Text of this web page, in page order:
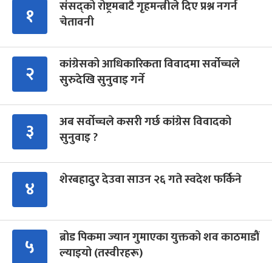
१
संसद्को रोष्ट्रमबाटै गृहमन्त्रीले दिए प्रश्न नगर्न
चेतावनी
२
कांग्रेसको आधिकारिकता विवादमा सर्वोच्चले
सुरुदेखि सुनुवाइ गर्ने
३
अब सर्वोच्चले कसरी गर्छ कांग्रेस विवादको
सुनुवाइ ?
४ शेरबहादुर देउवा साउन २६ गते स्वदेश फर्किने
५
ब्रोड पिकमा ज्यान गुमाएका युक्तको शव काठमाडौं
ल्याइयो (तस्वीरहरू)